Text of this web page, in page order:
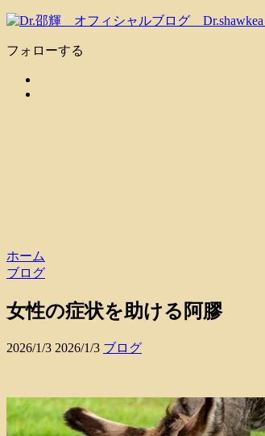
フォローする
ホーム
ブログ
女性の症状を助ける阿膠
2026/1/3 2026/1/3 ブログ